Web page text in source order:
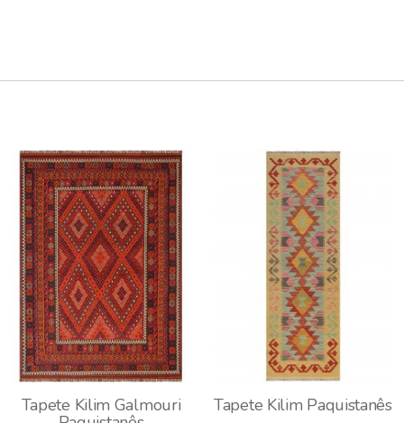
Tapete Kilim Galmouri Tapete Kilim Paquistanês